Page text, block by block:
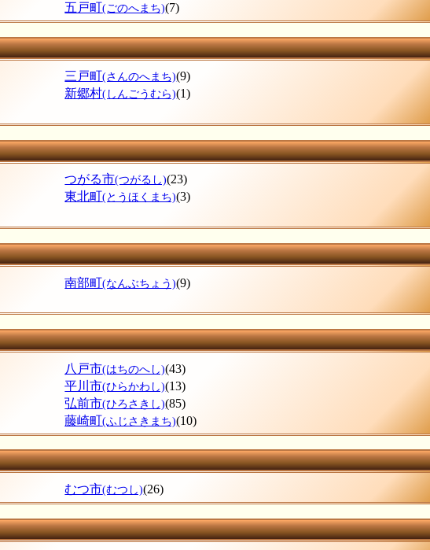
五戸町(ごのへまち)(7)
三戸町(さんのへまち)(9)
新郷村(しんごうむら)(1)
つがる市(つがるし)(23)
東北町(とうほくまち)(3)
南部町(なんぶちょう)(9)
八戸市(はちのへし)(43)
平川市(ひらかわし)(13)
弘前市(ひろさきし)(85)
藤崎町(ふじさきまち)(10)
むつ市(むつし)(26)